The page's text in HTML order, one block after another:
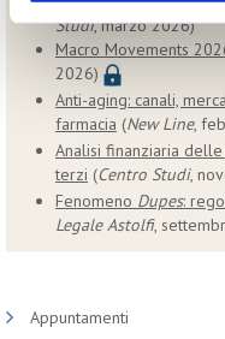
Studi, marzo 2026)
Macro Movements
2026)
Anti-aging: canali,
farmacia (New Line,
Analisi finanziaria
terzi (Centro Studi,
Fenomeno Dupes:
Legale Astolfi,
Appuntamenti